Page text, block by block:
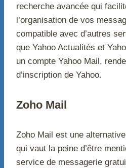
recherche avancée qui
l’organisation de vos
compatible avec d’autres
que Yahoo Actualités et
un compte Yahoo Mail,
d’inscription de Yahoo.
Zoho Mail
Zoho Mail est une
qui vaut la peine d’être
service de messagerie